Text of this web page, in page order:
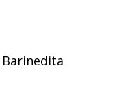
Barinedita